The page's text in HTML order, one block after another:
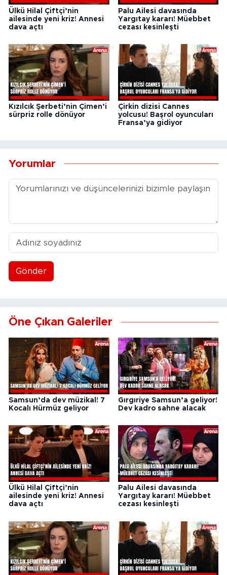
Ülkü Hilal Çiftçi’nin
ailesinde yeni kriz! Annesi
dava açtı
Palu Ailesi davasında
Yargıtay kararı! Müebbet
cezası kesinleşti
Kızılcık Şerbeti’nin Çimen’i
sürpriz rolle dönüyor
Çirkin dizisi Cannes
yolcusu! Başrol oyuncuları
Fransa’ya gidiyor
Yorumlar
Gönder
Öne Çıkan Galeriler
Samsun’da dev müzikal! 7
Kocalı Hürmüz geliyor
Gırgıriye Samsun’a geliyor!
Dev kadro sahne alacak
Ülkü Hilal Çiftçi’nin
ailesinde yeni kriz! Annesi
dava açtı
Palu Ailesi davasında
Yargıtay kararı! Müebbet
cezası kesinleşti